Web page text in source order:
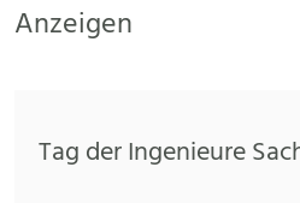
Anzeigen
Tag der Ingenieure